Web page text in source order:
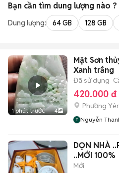
Bạn cần tìm dung lượng nào ?
Dung lượng: 64 GB 128 GB
1 phút trước 4
Mặt Sơn
Xanh trắng
Đã sử dụng
420.000 đ
Phường
Nguyễn
DỌN NHÀ
..MỚI 100%
Mới